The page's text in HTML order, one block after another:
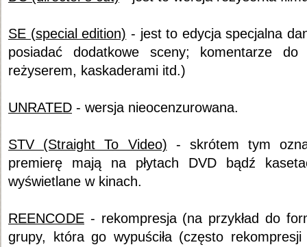
SE (special edition) - jest to edycja specjalna
posiadać dodatkowe sceny; komentarze
reżyserem, kaskaderami itd.)
UNRATED - wersja nieocenzurowana.
STV (Straight To Video) - skrótem tym
premierę mają na płytach DVD bądź
wyświetlane w kinach.
REENCODE - rekompresja (na przykład do
grupy, która go wypuściła (często